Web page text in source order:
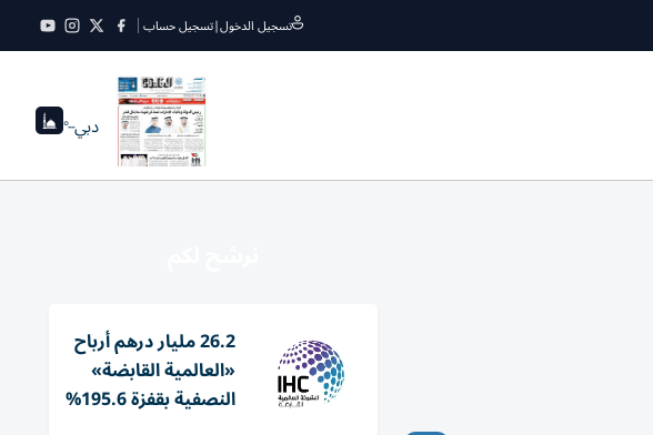
تسجيل الدخول|تسجيل حساب
دبي--°
26.2 مليار درهم أرباح
«العالمية القابضة»
النصفية بقفزة 195.6%